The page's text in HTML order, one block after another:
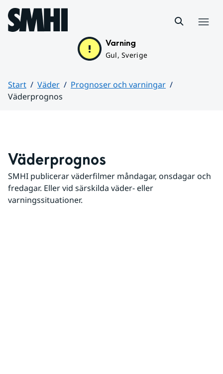
Hoppa till sidans innehåll
Varning
Gul, Sverige
Start Väder
Prognoser och varningar
Väderprognos
Väderprognos
SMHI publicerar väderfilmer måndagar, onsdagar och
fredagar. Eller vid särskilda väder- eller
varningssituationer.